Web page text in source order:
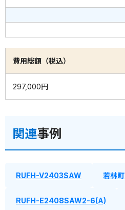
費用総額（税込）
297,000円
関連事例
RUFH-V2403SAW 若林町
RUFH-E2408SAW2-6(A)